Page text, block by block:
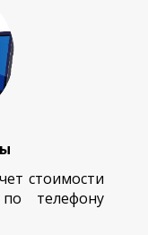
стоимости
телефону